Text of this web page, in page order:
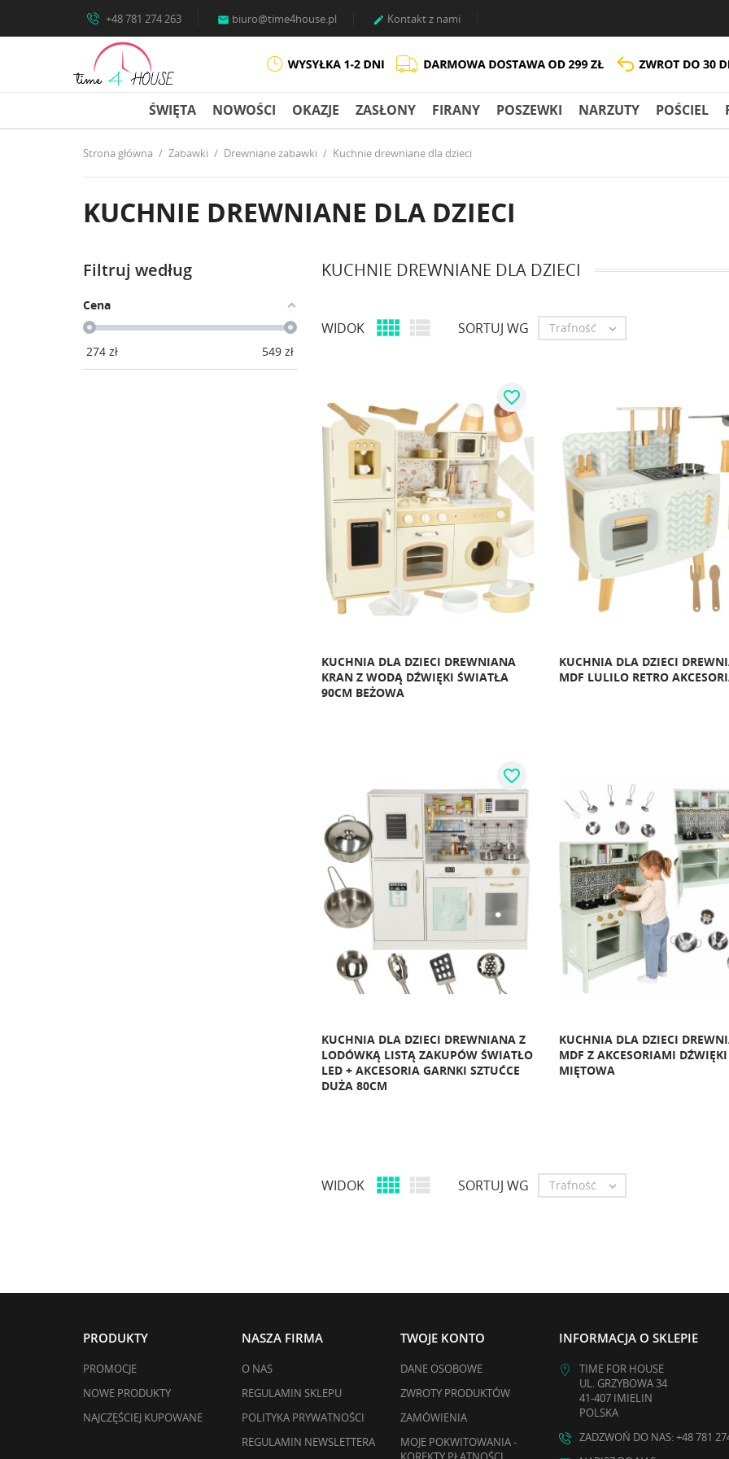
+48 781 274 263  biuro@time4house.pl  Kontakt z nami
ŚWIĘTA NOWOŚCI OKAZJE ZASŁONY FIRANY POSZEWKI NARZUTY POŚCIEL
Strona główna Zabawki Drewniane zabawki Kuchnie drewniane dla dzieci
KUCHNIE DREWNIANE DLA DZIECI
Filtruj według
Cena
274 zł 549zł
KUCHNIE DREWNIANE DLA DZIECI
WIDOK   SORTUJ WG Trafność 
KUCHNIA DLA DZIECI DREWNIANA
KRAN Z WODĄ DŹWIĘKI ŚWIATŁA
90CM BEŻOWA
favorite_border
KUCHNIA DLA DZIECI
MDF LULILO RETRO
KUCHNIA DLA DZIECI DREWNIANA Z
LODÓWKĄ LISTĄ ZAKUPÓW ŚWIATŁO
LED + AKCESORIA GARNKI SZTUĆCE
DUŻA 80CM
favorite_border
KUCHNIA DLA DZIECI
MDF Z AKCESORIAMI DŹWIĘKI
MIĘTOWA
WIDOK   SORTUJ WG Trafność 
PRODUKTY
PROMOCJE
NOWE PRODUKTY
NAJCZĘŚCIEJ KUPOWANE
NASZA FIRMA
O NAS
REGULAMIN SKLEPU
POLITYKA PRYWATNOŚCI
REGULAMIN NEWSLETTERA
TWOJE KONTO
DANE OSOBOWE
ZWROTY PRODUKTÓW
ZAMÓWIENIA
MOJE POKWITOWANIA -
INFORMACJA O SKLEPIE
TIME FOR HOUSE
UL. GRZYBOWA 34
41-407 IMIELIN
POLSKA
ZADZWOŃ DO NAS: +48 781